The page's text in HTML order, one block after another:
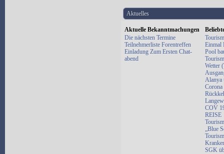
Aktuelles
Aktuelle Bekanntmachungen
Die nächsten Termine
Teilnehmerliste Forentreffen
Einladung Zum Ersten Chat-
abend
Einmal
Pool
Wetter
Alanya
Corona
COV
REISE
„Blue
SGK